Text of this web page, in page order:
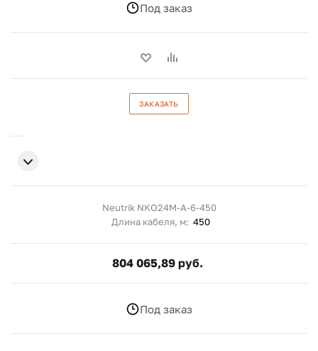
Под заказ
ЗАКАЗАТЬ
Neutrik NKO24M-A-6-450
Длина кабеля, м: 450
804 065,89 руб.
Под заказ